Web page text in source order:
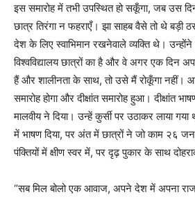
इस समारोह में तभी उपस्थित हो सकूँगा, जब उस
छात्र तिरंगा न फहराएँ। झा साहब वैसे तो थे बड़ी
देश के लिए स्वाभिमान रखनेवाले व्यक्ति थे। उन्होंने
विश्वविद्यालय छात्रों का है और वे अगर एक दिन
हैं और शालीनता के साथ, तो उसे मैं रोकूँगा नहीं।
समारोह होगा और दीक्षांत समारोह हुआ। दीक्षांत
मालवीय ने दिया। उन्हें कुर्सी पर उठाकर लाया
में भाषण दिया, पर अंत में छात्रों ने जो काम २६
पंक्तियों में क्षीण स्वर में, पर दृढ़ पुकार के साथ
“सब मिल बोलो एक आवाज, अपने देश में अपना